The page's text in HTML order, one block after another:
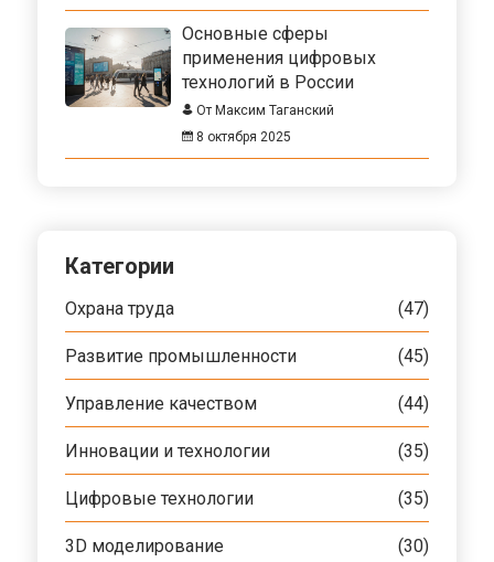
Основные сферы
применения цифровых
технологий в России
От Максим Таганский
8 октября 2025
Категории
Охрана труда (47)
Развитие промышленности (45)
Управление качеством (44)
Инновации и технологии (35)
Цифровые технологии (35)
3D моделирование (30)